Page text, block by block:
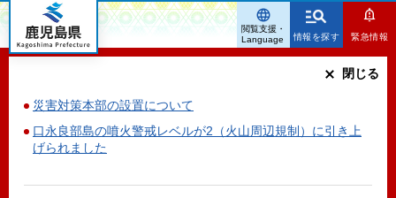
鹿児島県
情報を探す 緊急情報
災害対策本部の設置について
口永良部島の噴火警戒レベルが2（火山周辺規制）に引き上
げられました
閉じる
閲覧支援・
Language